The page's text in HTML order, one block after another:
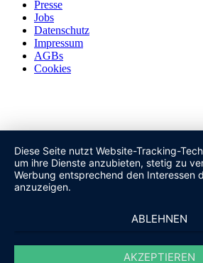
Presse
Jobs
Datenschutz
Impressum
AGBs
Cookies
Diese Seite nutzt Website-Tracking-
um ihre Dienste anzubieten, stetig zu
Werbung entsprechend den Interessen
anzuzeigen.
ABLEHNEN
AKZEPTIEREN